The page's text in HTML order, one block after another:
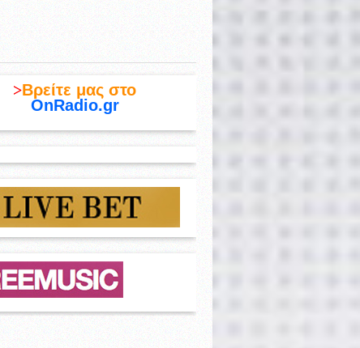
>Βρείτε μας στο
OnRadio.gr